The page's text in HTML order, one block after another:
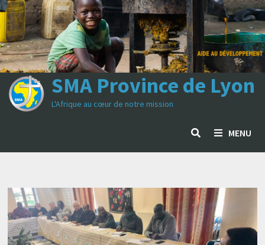
Passer
au
contenu
SMA Province de Lyon
L'Afrique au cœur de notre mission
MENU